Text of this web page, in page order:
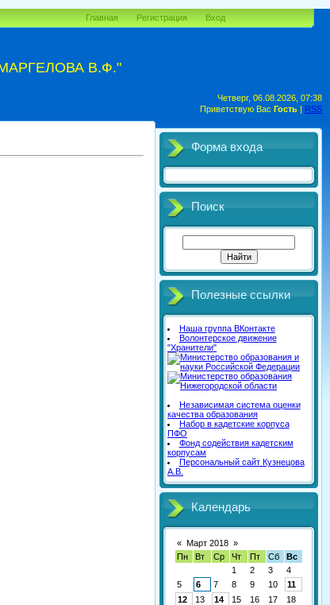
Четверг, 06.08.2026, 07:38
Приветствую Вас Гость | RSS
В.Ф."
Главная Регистрация Вход
Форма входа
Поиск
Полезные ссылки
Наша группа ВКонтакте
Волонтерское движение
"Хранители"
Независимая система оценки
качества образования
Набор в кадетские корпуса
ПФО
Фонд содействия кадетским
корпусам
Персональный сайт Кузнецова
А.В.
Календарь
« Март 2018 »
Пн
Вт Ср Чт Пт Сб
Вс
1
2 3
4
5
6 7 8 9 10
11
12
13 14 15 16 17
18